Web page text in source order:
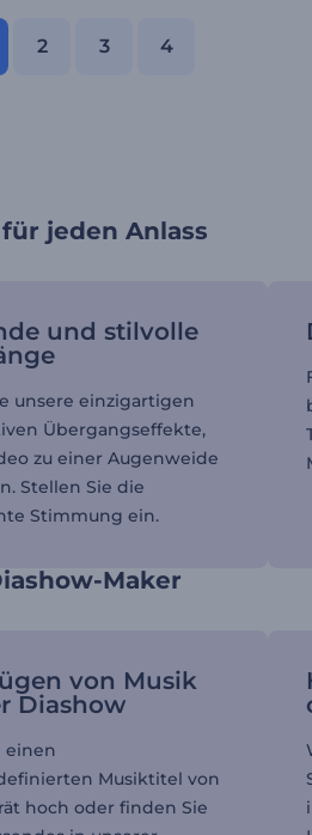
2 3 4
jeden Anlass
und stilvolle
unsere einzigartigen
Übergangseffekte,
zu einer Augenweide
Stellen Sie die
Stimmung ein.
Maker
von Musik
Diashow
einen
Musiktitel von
hoch oder finden Sie